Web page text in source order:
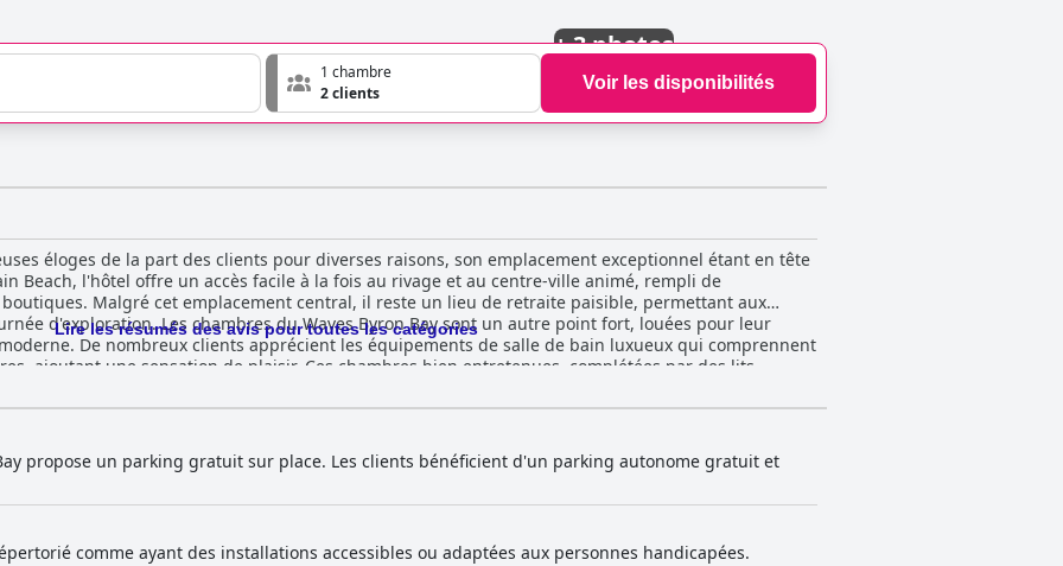
+3 photos
1 chambre
2 clients
Voir les disponibilités
éloges de la part des clients pour diverses raisons, son emplacement exceptionnel étant en tête
Beach, l'hôtel offre un accès facile à la fois au rivage et au centre-ville animé, rempli de
Malgré cet emplacement central, il reste un lieu de retraite paisible, permettant aux
Bay sont un autre point fort, louées pour leur
De nombreux clients apprécient les équipements de salle de bain luxueux qui comprennent
ajoutant une sensation de plaisir. Ces chambres bien entretenues, complétées par des lits
un séjour relaxant et agréable. De plus, le parking sur place est un atout très apprécié,
de Byron Bay, ce qui permet aux clients d'explorer facilement à pied. Les clients ont
sa gentillesse et son serviabilité, notant comment ces interactions améliorent leur expérience
par sa gentillesse et son attention, amplifiant encore l'atmosphère accueillante de l'hôtel. Le
fraîchement cuits, de fruits et de café, reçoit également des notes élevées pour sa commodité
attentions particulières telles que la fourniture de serviettes de
pour les enfants reflètent l'engagement de l'hôtel envers la valeur ajoutée et le confort des
les équipements et les activités pour enfants, ainsi que la nature accommodante du
Lire les résumés des avis pour toutes les catégories
propose un parking gratuit sur place. Les clients bénéficient d'un parking autonome gratuit et
comme ayant des installations accessibles ou adaptées aux personnes handicapées.